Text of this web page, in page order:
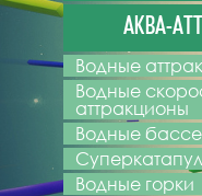
АКВА-
Водные
Водные
аттракционы
Водные
Водные горки